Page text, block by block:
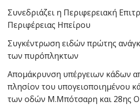
Συνεδριάζει η Περιφερειακή
Περιφέρειας Ηπείρου
Συγκέντρωση ειδών πρώτης
των πυρόπληκτων
Απομάκρυνση υπέργειων κάδων
πλησίον του υπογειοποιημένου
των οδών Μ.Μπότσαρη και 28ης